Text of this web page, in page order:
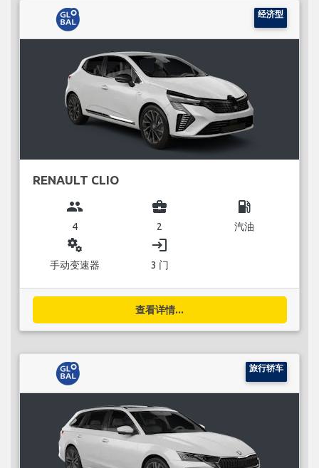
经济型
RENAULT CLIO
group
4
business_center
2
local_gas_station
汽油
miscellaneous_services
手动变速器
login
3 门
查看详情...
旅行轿车